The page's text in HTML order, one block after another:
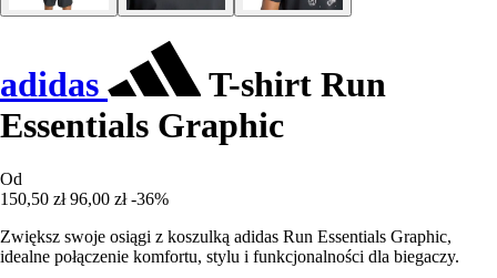
adidas
T-shirt Run
Essentials Graphic
Od
150,50 zł 96,00 zł -36%
Zwiększ swoje osiągi z koszulką adidas Run Essentials Graphic,
idealne połączenie komfortu, stylu i funkcjonalności dla biegaczy.